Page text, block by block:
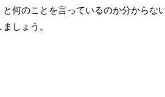
何のことを言っているのか分からな
しょう。